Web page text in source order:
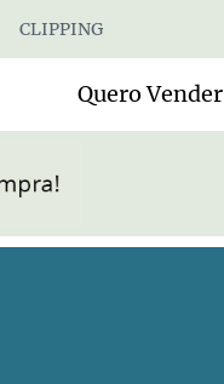
CLIPPING
Quero Vender